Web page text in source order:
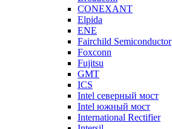
CONEXANT
Elpida
ENE
Fairchild Semiconductor
Foxconn
Fujitsu
GMT
ICS
Intel северный мост
Intel южный мост
International Rectifier